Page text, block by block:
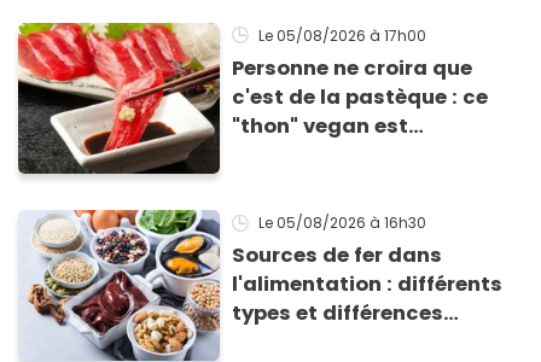
grillades
Le 05/08/2026 à 17h00
Personne ne croira que
c'est de la pastèque : ce
"thon" vegan est
Le 05/08/2026 à 16h30
Sources de fer dans
l'alimentation : différents
types et différences